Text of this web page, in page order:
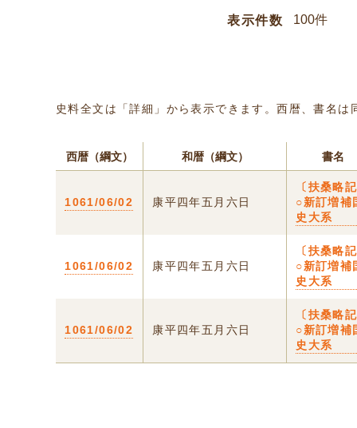
表示件数
史料全文は「詳細」から表示できます。西暦、書名
西暦（綱文） 和暦（綱文） 書名
1061/06/02 康平四年五月六日
〔扶桑略
○新訂増補
史大系
1061/06/02 康平四年五月六日
〔扶桑略
○新訂増補
史大系
1061/06/02 康平四年五月六日
〔扶桑略
○新訂増補
史大系